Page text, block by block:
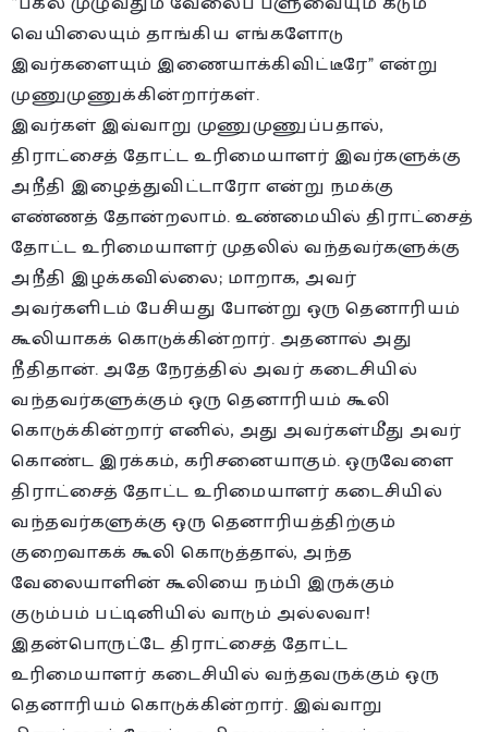
வெயிலையும் தாங்கிய எங்களோடு
இவர்களையும் இணையாக்கிவிட்டீரே” என்று
முணுமுணுக்கின்றார்கள்.
இவர்கள் இவ்வாறு முணுமுணுப்பதால்,
திராட்சைத் தோட்ட உரிமையாளர் இவர்களுக்கு
அநீதி இழைத்துவிட்டாரோ என்று நமக்கு
எண்ணத் தோன்றலாம். உண்மையில் திராட்சைத்
தோட்ட உரிமையாளர் முதலில் வந்தவர்களுக்கு
அநீதி இழக்கவில்லை; மாறாக, அவர்
அவர்களிடம் பேசியது போன்று ஒரு தெனாரியம்
கூலியாகக் கொடுக்கின்றார். அதனால் அது
நீதிதான். அதே நேரத்தில் அவர் கடைசியில்
வந்தவர்களுக்கும் ஒரு தெனாரியம் கூலி
கொடுக்கின்றார் எனில், அது அவர்கள்மீது அவர்
கொண்ட இரக்கம், கரிசனையாகும். ஒருவேளை
திராட்சைத் தோட்ட உரிமையாளர் கடைசியில்
வந்தவர்களுக்கு ஒரு தெனாரியத்திற்கும்
குறைவாகக் கூலி கொடுத்தால், அந்த
வேலையாளின் கூலியை நம்பி இருக்கும்
குடும்பம் பட்டினியில் வாடும் அல்லவா!
இதன்பொருட்டே திராட்சைத் தோட்ட
உரிமையாளர் கடைசியில் வந்தவருக்கும் ஒரு
தெனாரியம் கொடுக்கின்றார். இவ்வாறு